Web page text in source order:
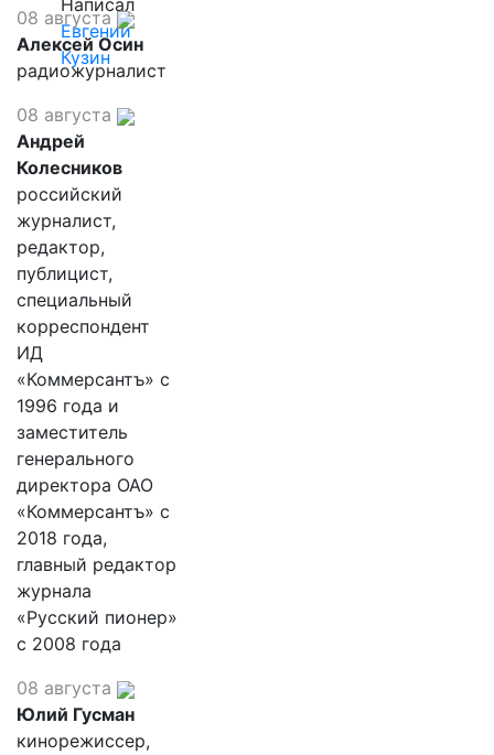
Написал
Евгений
Кузин
08 августа
Алексей Осин
радиожурналист
08 августа
Андрей
Колесников
российский
журналист,
редактор,
публицист,
специальный
корреспондент
ИД
«Коммерсантъ» с
1996 года и
заместитель
генерального
директора ОАО
«Коммерсантъ» с
2018 года,
главный редактор
журнала
«Русский пионер»
с 2008 года
08 августа
Юлий Гусман
кинорежиссер,